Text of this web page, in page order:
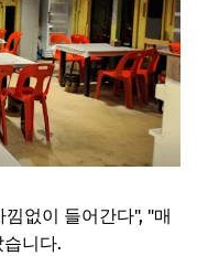
없이 들어간다", "매
니다.